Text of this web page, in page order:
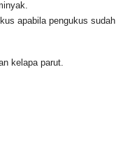
apabila pengukus sudah
kelapa parut.